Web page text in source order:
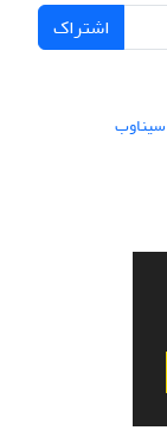
اشتراک
سیناوب